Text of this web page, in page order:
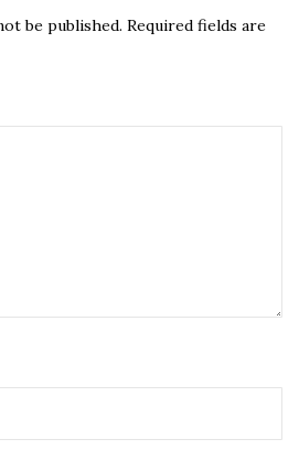
be published. Required fields are